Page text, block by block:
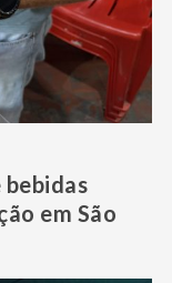
em São